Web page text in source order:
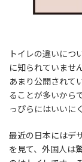
トイレの違いにつ
に知られていませ
あまり公開されて
ることが多いから
っぴらにはいいに
最近の日本にはデ
を見て、外国人は